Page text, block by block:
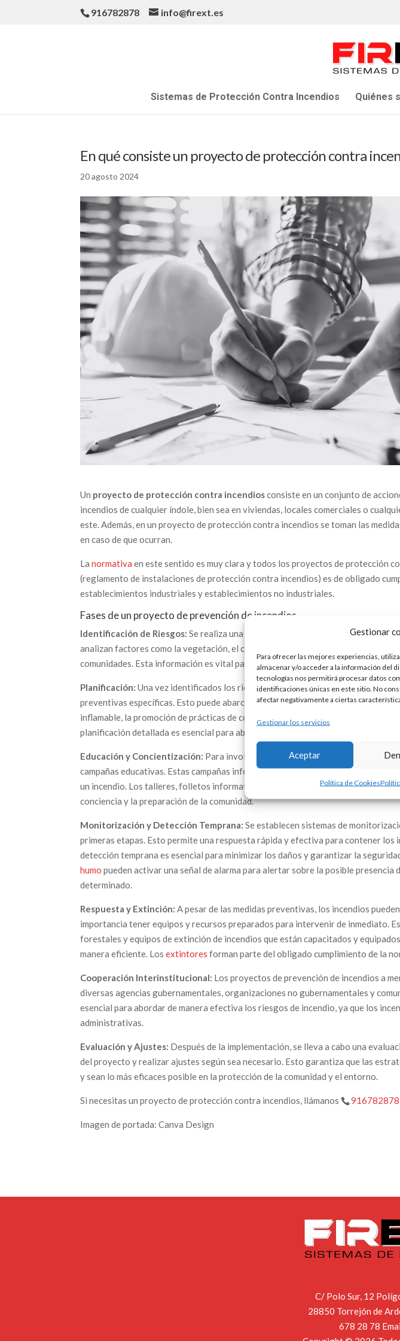
Gestionar
Para ofrecer las mejores experiencias,
almacenar y/o acceder a la información del
tecnologías nos permitirá procesar datos
identificaciones únicas en este sitio. No
afectar negativamente a ciertas
Gestionar los servicios
Aceptar
Política de Cookies
916782878 info@firext.es
Sistemas de Protección Contra Incendios Quiénes
En qué consiste un proyecto de protección contra
20 agosto 2024
Un proyecto de protección contra incendiosconsiste en un conjunto de
incendios de cualquier índole, bien sea en viviendas, locales comerciales o
este. Además, en un proyecto de protección contra incendios se toman las
en caso de que ocurran.
Lanormativa en este sentido es muy clara y todos los proyectos de protección
(reglamento de instalaciones de protección contra incendios) es de obligado
establecimientos industriales y establecimientos no industriales.
Fases de un proyecto de prevención de incendios
Identificación de Riesgos: Se realiza una evaluación exhaustiva de la zona
analizan factores como la vegetación, el clima, la historia de incendios previos y
comunidades. Esta información es vital para comprender la naturaleza y el
Planificación: Una vez identificados los riesgos, se procede a la elaboración de
preventivas específicas. Esto puede abarcar desde la creación de cortafuegos
inflamable, la promoción de prácticas de construcción resistentes al fuego y la
planificación detallada es esencial para abordar de manera efectiva los riesgos
Educación y Concientización: Para involucrar a la comunidad local en el
campañas educativas. Estas campañas informan a la población sobre las medidas
un incendio. Los talleres, folletos informativos y ejercicios de simulación son
conciencia y la preparación de la comunidad.
Monitorización y Detección Temprana: Se establecen sistemas de
primeras etapas. Esto permite una respuesta rápida y efectiva para contener los
detección temprana es esencial para minimizar los daños y garantizar la
humo pueden activar una señal de alarma para alertar sobre la posible presencia
determinado.
Respuesta y Extinción: A pesar de las medidas preventivas, los incendios
importancia tener equipos y recursos preparados para intervenir de inmediato.
forestales y equipos de extinción de incendios que están capacitados y
manera eficiente. Losextintores forman parte del obligado cumplimiento de la
Cooperación Interinstitucional: Los proyectos de prevención de incendios a
diversas agencias gubernamentales, organizaciones no gubernamentales y
esencial para abordar de manera efectiva los riesgos de incendio, ya que los
administrativas.
Evaluación y Ajustes: Después de la implementación, se lleva a cabo una
del proyecto y realizar ajustes según sea necesario. Esto garantiza que las
y sean lo más eficaces posible en la protección de la comunidad y el entorno.
Si necesitas un proyecto de protección contra incendios, llámanos 916782878
Imagen de portada: Canva Design
C/ Polo Sur, 12
28850 Torrejón de
678 28 78